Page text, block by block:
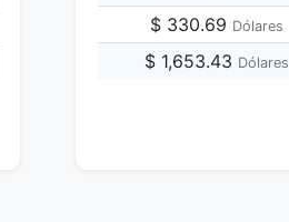
$ 330.69 Dólares
$ 1,653.43 Dólares